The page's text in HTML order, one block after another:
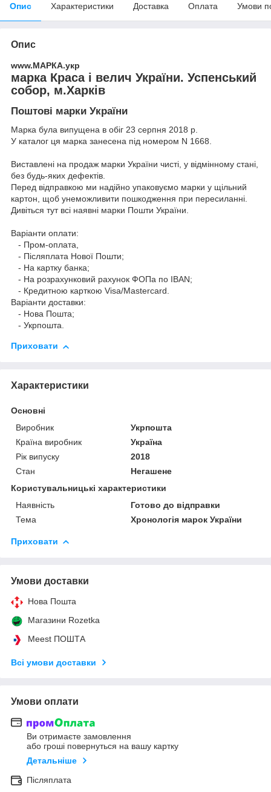
Опис Характеристики Доставка Оплата Умови
Опис
www.МАРКА.укр
марка Краса і велич України. Успенський
собор, м.Харків
Поштові марки України
Марка була випущена в обіг 23 серпня 2018 р.
У каталог ця марка занесена під номером N 1668.
Виставлені на продаж марки України чисті, у відмінному стані,
без будь-яких дефектів.
Перед відправкою ми надійно упаковуємо марки у щільний
картон, щоб унеможливити пошкодження при пересиланні.
Дивіться тут всі наявні марки Пошти України.
Варіанти оплати:
- Пром-оплата,
- Післяплата Нової Пошти;
- На картку банка;
- На розрахунковий рахунок ФОПа по IBAN;
- Кредитною карткою Visa/Mastercard.
Варіанти доставки:
- Нова Пошта;
- Укрпошта.
Приховати
Характеристики
Основні
Виробник
Укрпошта
Країна виробник
Україна
Рік випуску
2018
Стан
Негашене
Користувальницькі характеристики
Наявність
Готово до відправки
Тема
Хронологія марок України
Приховати
Умови доставки
Нова Пошта
Магазини Rozetka
Meest ПОШТА
Всі умови доставки
Умови оплати
Ви отримаєте замовлення
або гроші повернуться на вашу картку
Детальніше
Післяплата